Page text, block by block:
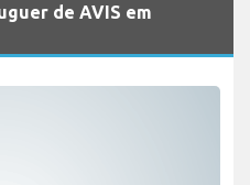
de AVIS em